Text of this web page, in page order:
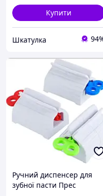
Купити
Шкатулка
Ручний диспенсер для
зубної пасти Прес